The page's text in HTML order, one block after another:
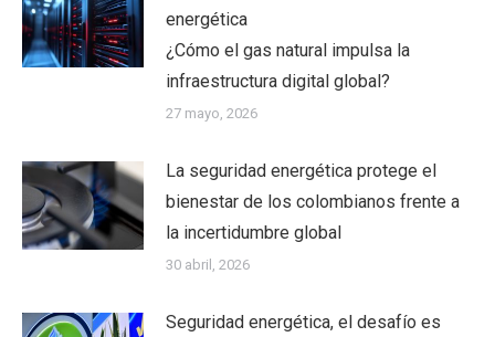
energética
¿Cómo el gas natural impulsa la
infraestructura digital global?
27 mayo, 2026
La seguridad energética protege el
bienestar de los colombianos frente a
la incertidumbre global
30 abril, 2026
Seguridad energética, el desafío es